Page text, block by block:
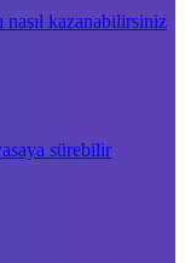
kazanabilirsiniz
sürebilir